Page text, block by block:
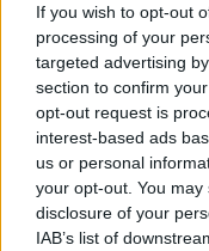
If you wish to opt-out
processing of your
targeted advertising
section to confirm
opt-out request is
interest-based ads
us or personal
your opt-out. You
disclosure of your
IAB’s list of
όπως το Mai Tai
ρούμια Havana
Añejo Especial,
Años, το Perfect
nights με Patron
για τις υπέροχες
signature margaritas